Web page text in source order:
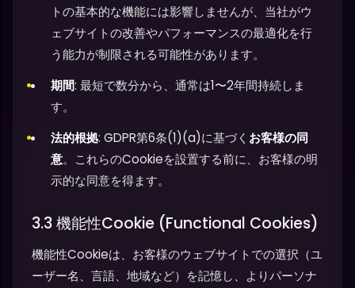
トの基本的な機能には影響しませんが、当社がウ
ェブサイトの改善やパフォーマンスの最適化を行
う能力が制限される可能性があります。
期間: 最短で数分から、通常は1〜2年間持続しま
す。
法的根拠: GDPR第6条(1)(a)に基づく お客様の同
意。これらのCookieを設置する前に、お客様の明
示的な同意を得ます。
3.3 機能性Cookie (Functional Cookies)
機能性Cookieは、お客様のウェブサイトでの選択（ユ
ーザー名、言語、地域など）を記憶し、よりパーソナ